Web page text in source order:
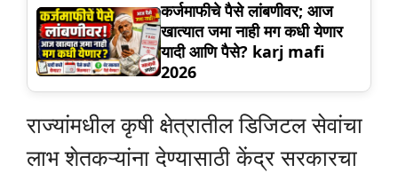
कर्जमाफीचे पैसे लांबणीवर; आज
खात्यात जमा नाही मग कधी येणार
यादी आणि पैसे? karj mafi
2026
राज्यांमधील कृषी क्षेत्रातील डिजिटल सेवांचा
लाभ शेतकऱ्यांना देण्यासाठी केंद्र सरकारचा